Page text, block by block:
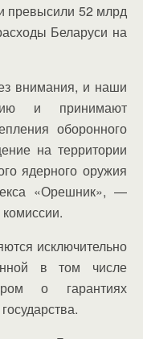
превысили 52 млрд
Беларуси на
внимания, и наши
и принимают
оборонного
на территории
ядерного оружия
«Орешник», —
исключительно
в том числе
о гарантиях